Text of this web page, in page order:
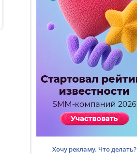
Хочу рекламу. Что делать?